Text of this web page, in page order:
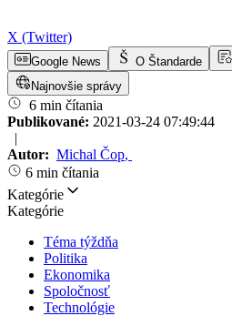
X (Twitter)
Google News O Štandarde
Najnovšie správy
6 min čítania
Publikované: 2021-03-24 07:49:44
|
Autor: Michal Čop,
6 min čítania
Kategórie
Kategórie
Téma týždňa
Politika
Ekonomika
Spoločnosť
Technológie